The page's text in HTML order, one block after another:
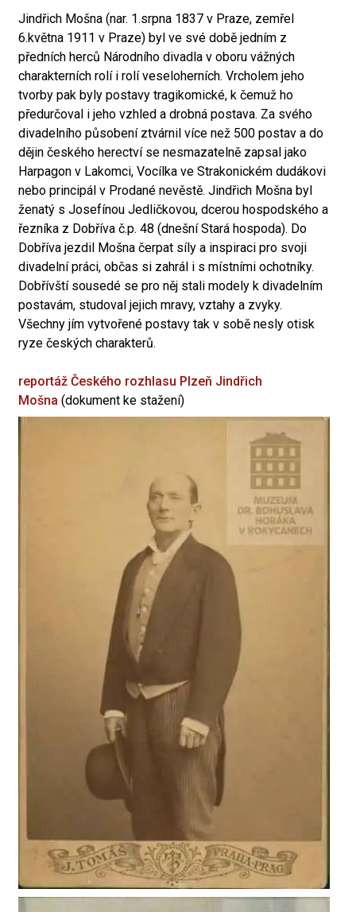
Jindřich Mošna (nar. 1.srpna 1837 v Praze, zemřel
6.května 1911 v Praze) byl ve své době jedním z
předních herců Národního divadla v oboru vážných
charakterních rolí i rolí veseloherních. Vrcholem jeho
tvorby pak byly postavy tragikomické, k čemuž ho
předurčoval i jeho vzhled a drobná postava. Za svého
divadelního působení ztvárnil více než 500 postav a do
dějin českého herectví se nesmazatelně zapsal jako
Harpagon v Lakomci, Vocílka ve Strakonickém dudákovi
nebo principál v Prodané nevěstě. Jindřich Mošna byl
ženatý s Josefínou Jedličkovou, dcerou hospodského a
řezníka z Dobříva č.p. 48 (dnešní Stará hospoda). Do
Dobříva jezdil Mošna čerpat síly a inspiraci pro svoji
divadelní práci, občas si zahrál i s místními ochotníky.
Dobřívští sousedé se pro něj stali modely k divadelním
postavám, studoval jejich mravy, vztahy a zvyky.
Všechny jím vytvořené postavy tak v sobě nesly otisk
ryze českých charakterů.
reportáž Českého rozhlasu Plzeň Jindřich
Mošna (dokument ke stažení)